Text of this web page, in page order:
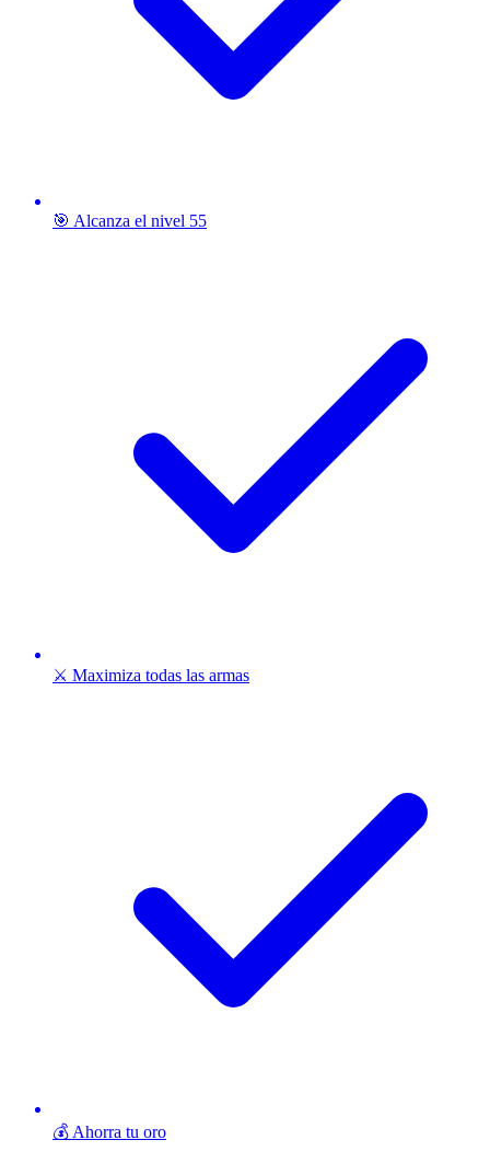
🎯 Alcanza el nivel 55
⚔️ Maximiza todas las armas
💰 Ahorra tu oro